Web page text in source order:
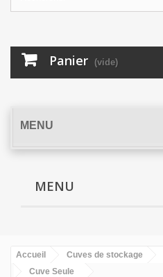
Panier (vide)
MENU
MENU
Accueil Cuves de stockage
Cuve Seule